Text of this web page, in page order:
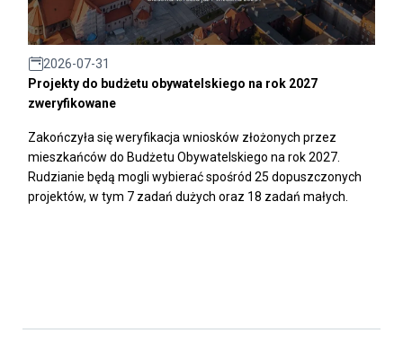
2026-07-31
Projekty do budżetu obywatelskiego na rok 2027
zweryfikowane
Zakończyła się weryfikacja wniosków złożonych przez
mieszkańców do Budżetu Obywatelskiego na rok 2027.
Rudzianie będą mogli wybierać spośród 25 dopuszczonych
projektów, w tym 7 zadań dużych oraz 18 zadań małych.